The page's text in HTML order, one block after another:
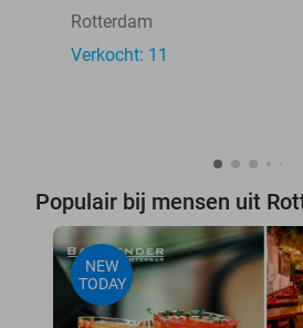
Rotterdam
Verkocht: 11
Populair bij mensen uit
NEW
TODAY